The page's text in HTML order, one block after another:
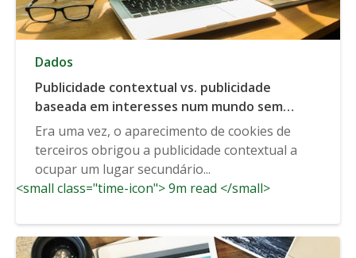
Dados
Publicidade contextual vs. publicidade
baseada em interesses num mundo sem
cozinhas
Era uma vez, o aparecimento de cookies de
terceiros obrigou a publicidade contextual a
ocupar um lugar secundário...
<small class="time-icon"> 9m read </small>